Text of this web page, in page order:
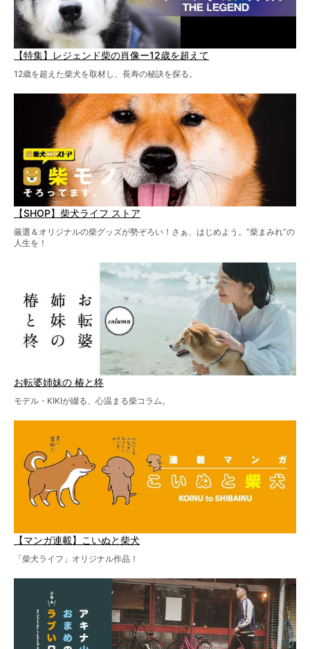
【特集】レジェンド柴の肖像ー12歳を超えて
12歳を超えた柴犬を取材し、長寿の秘訣を探る。
【SHOP】柴犬ライフ ストア
厳選＆オリジナルの柴グッズが勢ぞろい！さぁ、はじめよう。“柴まみれ”の
人生を！
お転婆姉妹の 椿と柊
モデル・KIKIが綴る、心温まる柴コラム。
【マンガ連載】こいぬと柴犬
「柴犬ライフ」オリジナル作品！